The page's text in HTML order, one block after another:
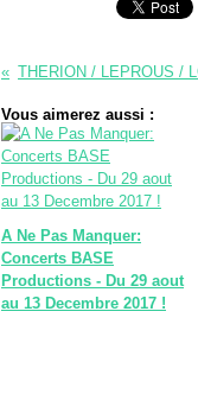
Vous aimerez aussi :
A Ne Pas Manquer:
Concerts BASE
Productions - Du 29 aout
au 13 Decembre 2017 !